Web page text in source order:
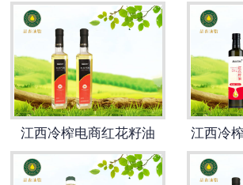
江西冷榨电商红花籽油 江西冷